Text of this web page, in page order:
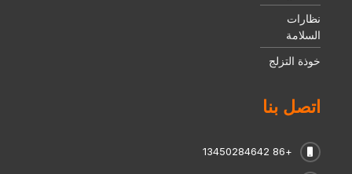
نظارات
السلامة
خوذة التزلج
اتصل بنا
+86 13450284642